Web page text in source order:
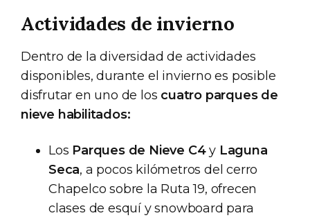
Actividades de invierno
Dentro de la diversidad de actividades
disponibles, durante el invierno es posible
disfrutar en uno de los cuatro parques de
nieve habilitados:
Los Parques de Nieve C4y Laguna
Seca, a pocos kilómetros del cerro
Chapelco sobre la Ruta 19, ofrecen
clases de esquí y snowboard para